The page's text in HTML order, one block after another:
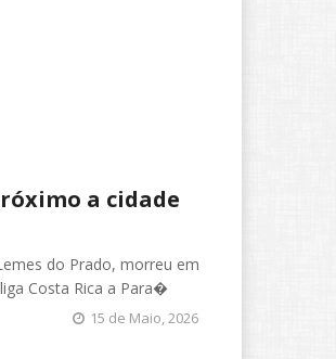
a cidade
do Prado, morreu em
Costa Rica a Para�
15 de Maio, 2026